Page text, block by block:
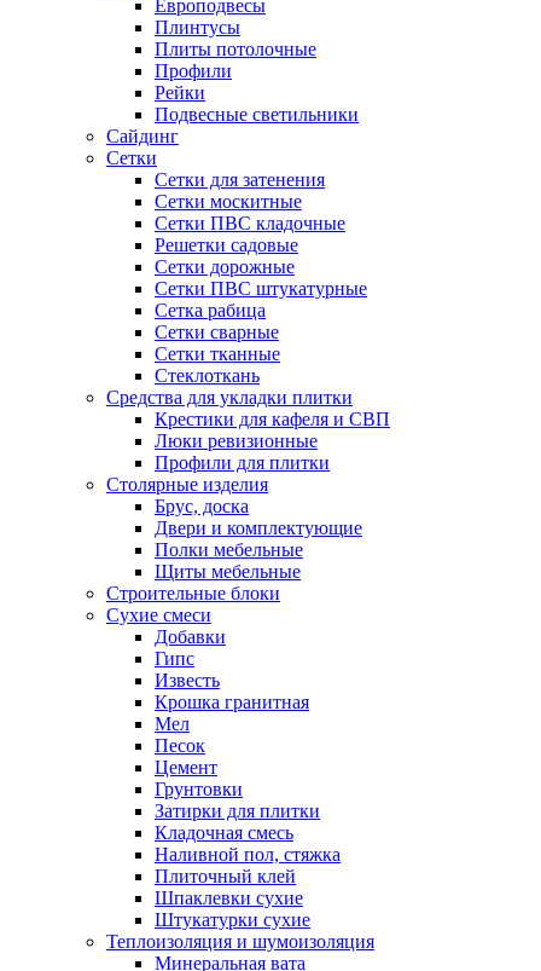
Европодвесы
Плинтусы
Плиты потолочные
Профили
Рейки
Подвесные светильники
Сайдинг
Сетки
Сетки для затенения
Сетки москитные
Сетки ПВС кладочные
Решетки садовые
Сетки дорожные
Сетки ПВС штукатурные
Сетка рабица
Сетки сварные
Сетки тканные
Стеклоткань
Средства для укладки плитки
Крестики для кафеля и СВП
Люки ревизионные
Профили для плитки
Столярные изделия
Брус, доска
Двери и комплектующие
Полки мебельные
Щиты мебельные
Строительные блоки
Сухие смеси
Добавки
Гипс
Известь
Крошка гранитная
Мел
Песок
Цемент
Грунтовки
Затирки для плитки
Кладочная смесь
Наливной пол, стяжка
Плиточный клей
Шпаклевки сухие
Штукатурки сухие
Теплоизоляция и шумоизоляция
Минеральная вата